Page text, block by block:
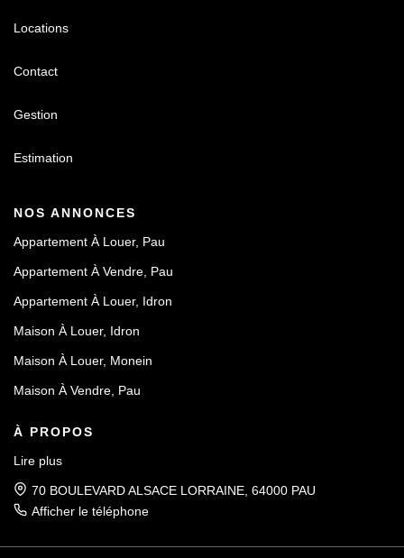
Locations
Contact
Gestion
Estimation
NOS ANNONCES
Appartement À Louer, Pau
Appartement À Vendre, Pau
Appartement À Louer, Idron
Maison À Louer, Idron
Maison À Louer, Monein
Maison À Vendre, Pau
À PROPOS
Lire plus
70 BOULEVARD ALSACE LORRAINE, 64000 PAU
Afficher le téléphone